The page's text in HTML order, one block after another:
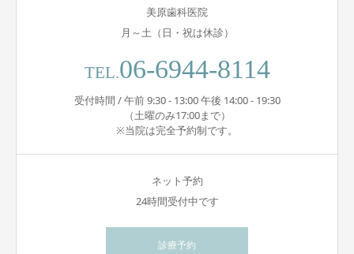
美原歯科医院
月～土（日・祝は休診）
TEL.06-6944-8114
受付時間 / 午前 9:30 - 13:00 午後 14:00 - 19:30
（土曜のみ17:00まで）
※当院は完全予約制です。
ネット予約
24時間受付中です
診療予約